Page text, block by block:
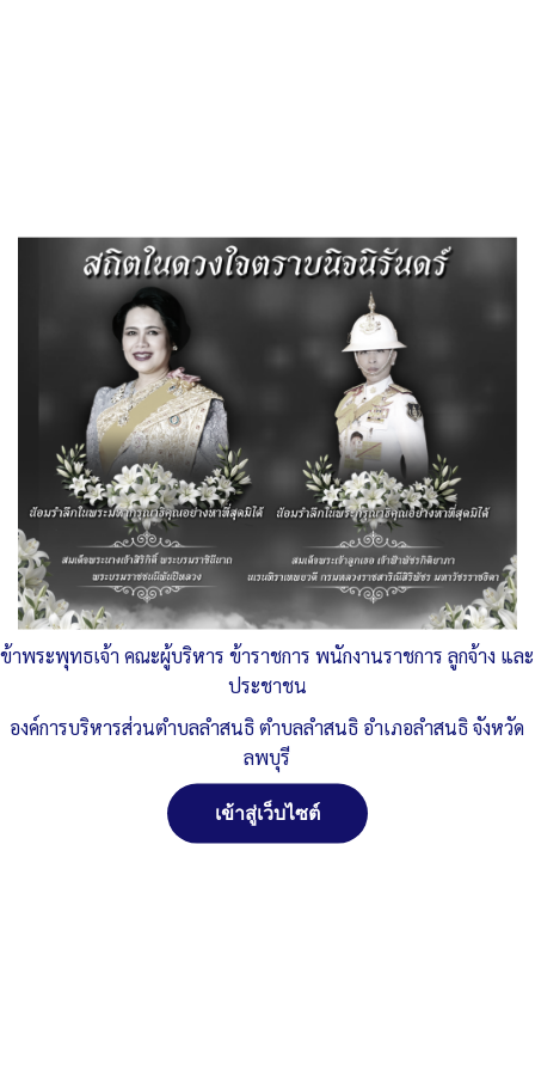
รายงานการกำกับติดตามการดำเนินการป้องกันการทุจริต รอบ 12
เดือน ประจำปี พ.ศ. 2565
ประกาศองค์การบริหารส่วนตำบลลำสนธิ เรื่อง…»
แผนการดำเนินงานประจำปีงบประมาณ
พ.ศ. 2566
Published, 25 ตุลาคม 2565|By อบต.ลำสนธิ จ.ลพบุรี
แผนดำเนินงาน-2566
Post Views:319
Posted inแผนพัฒนาท้องถิ่น
สงวนลิขสิทธิ์ พ.ศ. 2521 ตามพระราชบัญญัติสงวนลิขสิทธิ์
พ.ศ. 2537 องค์การบริหารส่วนตำบลลำสนธิ ตำบลลำสนธิ
ข้าพระพุทธเจ้า คณะผู้บริหาร ข้าราชการ พนักงานราชการ ลูกจ้าง และ
ประชาชน
องค์การบริหารส่วนตำบลลำสนธิ ตำบลลำสนธิ อำเภอลำสนธิ จังหวัด
ลพบุรี
เข้าสู่เว็บไซต์